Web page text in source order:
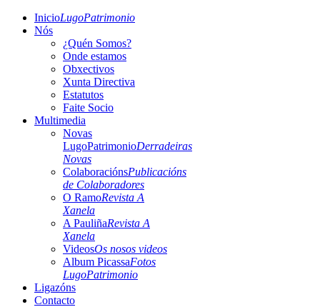
InicioLugoPatrimonio
Nós
¿Quén Somos?
Onde estamos
Obxectivos
Xunta Directiva
Estatutos
Faite Socio
Multimedia
Novas
LugoPatrimonioDerradeiras
Novas
ColaboraciónsPublicacións
de Colaboradores
O RamoRevista A
Xanela
A PauliñaRevista A
Xanela
VideosOs nosos videos
Album PicassaFotos
LugoPatrimonio
Ligazóns
Contacto